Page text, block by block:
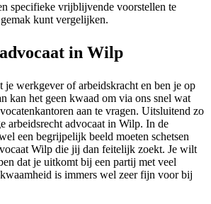
specifieke vrijblijvende voorstellen te
kunt vergelijken.
in Wilp
je werkgever of arbeidskracht en ben je op
kan het geen kwaad om via ons snel wat
aan te vragen. Uitsluitend zo
arbeidsrecht advocaat in Wilp. In de
een begrijpelijk beeld moeten schetsen
Wilp die jij dan feitelijk zoekt. Je wilt
dat je uitkomt bij een partij met veel
is immers wel zeer fijn voor bij